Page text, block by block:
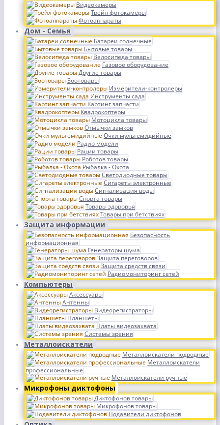
Видеокамеры
Трейл фотокамеры
Фотоаппараты
Дом - Семья
Батареи солнечные
Бытовые товары
Велосипеда товары
Газовое оборудование
Другие товары
Зоотовары
Измерители-контролеры
Инструменты сада
Картинг запчасти
Квадрокоптеры
Мотоцикла товары
Отмычки замков
Очки мультемидийные
Радио модели
Рации товары
Роботов товары
Рыбалка - Охота
Светодиодные товары
Сигареты электронные
Сигнализация воды
Спорта товары
Товары здоровья
Товары при бетствиях
Защита информации
Безопасность
информационная
Генераторы шума
Защита переговоров
Защита средств связи
Радиомониторинг сетей
Компьютеры
Аксессуары
Антенны
Видеорегистраторы
Планшеты
Платы видеозахвата
Системы зрения
Металлоискатели
Металлоискатели подводные
Металлоискатели
профессиональные
Металлоискатели ручные
Микрофоны диктофоны
Диктофонов товары
Микрофонов товары
Подавители диктофонов